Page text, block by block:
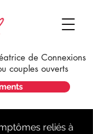
de Connexions
couples ouverts
reliés à